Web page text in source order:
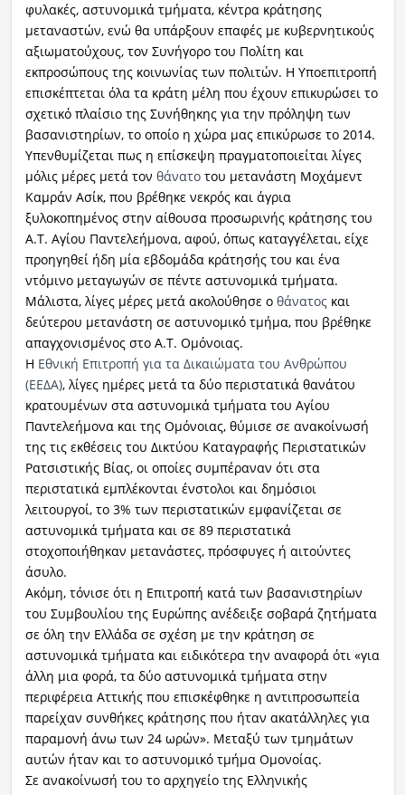
φυλακές, αστυνομικά τμήματα, κέντρα κράτησης
μεταναστών, ενώ θα υπάρξουν επαφές με κυβερνητικούς
αξιωματούχους, τον Συνήγορο του Πολίτη και
εκπροσώπους της κοινωνίας των πολιτών. Η Υποεπιτροπή
επισκέπτεται όλα τα κράτη μέλη που έχουν επικυρώσει το
σχετικό πλαίσιο της Συνήθηκης για την πρόληψη των
βασανιστηρίων, το οποίο η χώρα μας επικύρωσε το 2014.
Υπενθυμίζεται πως η επίσκεψη πραγματοποιείται λίγες
μόλις μέρες μετά τον θάνατο του μετανάστη Μοχάμεντ
Καμράν Ασίκ, που βρέθηκε νεκρός και άγρια
ξυλοκοπημένος στην αίθουσα προσωρινής κράτησης του
Α.Τ. Αγίου Παντελεήμονα, αφού, όπως καταγγέλεται, είχε
προηγηθεί ήδη μία εβδομάδα κράτησής του και ένα
ντόμινο μεταγωγών σε πέντε αστυνομικά τμήματα.
Μάλιστα, λίγες μέρες μετά ακολούθησε ο θάνατοςκαι
δεύτερου μετανάστη σε αστυνομικό τμήμα, που βρέθηκε
απαγχονισμένος στο Α.Τ. Ομόνοιας.
Η Εθνική Επιτροπή για τα Δικαιώματα του Ανθρώπου
(ΕΕΔΑ), λίγες ημέρες μετά τα δύο περιστατικά θανάτου
κρατουμένων στα αστυνομικά τμήματα του Αγίου
Παντελεήμονα και της Ομόνοιας, θύμισε σε ανακοίνωσή
της τις εκθέσεις του Δικτύου Καταγραφής Περιστατικών
Ρατσιστικής Βίας, οι οποίες συμπέραναν ότι στα
περιστατικά εμπλέκονται ένστολοι και δημόσιοι
λειτουργοί, το 3% των περιστατικών εμφανίζεται σε
αστυνομικά τμήματα και σε 89 περιστατικά
στοχοποιήθηκαν μετανάστες, πρόσφυγες ή αιτούντες
άσυλο.
Ακόμη, τόνισε ότι η Επιτροπή κατά των βασανιστηρίων
του Συμβουλίου της Ευρώπης ανέδειξε σοβαρά ζητήματα
σε όλη την Ελλάδα σε σχέση με την κράτηση σε
αστυνομικά τμήματα και ειδικότερα την αναφορά ότι «για
άλλη μια φορά, τα δύο αστυνομικά τμήματα στην
περιφέρεια Αττικής που επισκέφθηκε η αντιπροσωπεία
παρείχαν συνθήκες κράτησης που ήταν ακατάλληλες για
παραμονή άνω των 24 ωρών». Μεταξύ των τμημάτων
αυτών ήταν και το αστυνομικό τμήμα Ομονοίας.
Σε ανακοίνωσή του το αρχηγείο της Ελληνικής